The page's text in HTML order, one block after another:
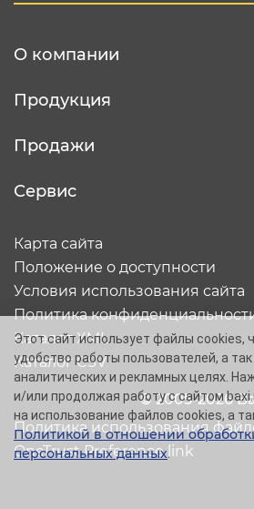
О компании
Продукция
Продажи
Сервис
© 2005-2026
Карта сайта
Положение о доступности
Условия использования сайта
Политика
Каталог XML
Каталог CSV
Политика использования
OneTrust Preference link
Этот сайт использует файлы cookies,
удобство работы пользователей, а
аналитических и рекламных целях.
и/или продолжая работу с сайтом
на использование файлов cookies, а
Политикой в отношении
персональных данных.